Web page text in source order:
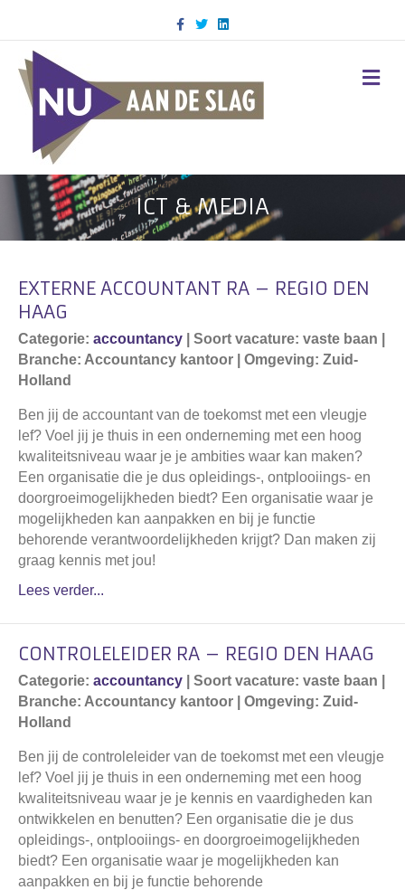
Facebook
TwitterLinkedin
ICT & MEDIA
EXTERNE ACCOUNTANT RA – REGIO DEN
HAAG
Categorie: accountancy | Soort vacature: vaste baan |
Branche: Accountancy kantoor | Omgeving: Zuid-
Holland
Ben jij de accountant van de toekomst met een vleugje
lef? Voel jij je thuis in een onderneming met een hoog
kwaliteitsniveau waar je je ambities waar kan maken?
Een organisatie die je dus opleidings-, ontplooiings- en
doorgroeimogelijkheden biedt? Een organisatie waar je
mogelijkheden kan aanpakken en bij je functie
behorende verantwoordelijkheden krijgt? Dan maken zij
graag kennis met jou!
Lees verder...
CONTROLELEIDER RA – REGIO DEN HAAG
Categorie: accountancy | Soort vacature: vaste baan |
Branche: Accountancy kantoor | Omgeving: Zuid-
Holland
Ben jij de controleleider van de toekomst met een vleugje
lef? Voel jij je thuis in een onderneming met een hoog
kwaliteitsniveau waar je je kennis en vaardigheden kan
ontwikkelen en benutten? Een organisatie die je dus
opleidings-, ontplooiings- en doorgroeimogelijkheden
biedt? Een organisatie waar je mogelijkheden kan
aanpakken en bij je functie behorende